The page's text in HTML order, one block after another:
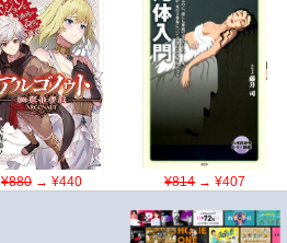
¥880→ ¥440 ¥814→ ¥407